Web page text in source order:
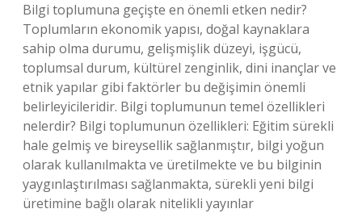
Bilgi toplumuna geçişte en önemli etken nedir?
Toplumların ekonomik yapısı, doğal kaynaklara
sahip olma durumu, gelişmişlik düzeyi, işgücü,
toplumsal durum, kültürel zenginlik, dini inançlar ve
etnik yapılar gibi faktörler bu değişimin önemli
belirleyicileridir. Bilgi toplumunun temel özellikleri
nelerdir? Bilgi toplumunun özellikleri: Eğitim sürekli
hale gelmiş ve bireysellik sağlanmıştır, bilgi yoğun
olarak kullanılmakta ve üretilmekte ve bu bilginin
yaygınlaştırılması sağlanmakta, sürekli yeni bilgi
üretimine bağlı olarak nitelikli yayınlar